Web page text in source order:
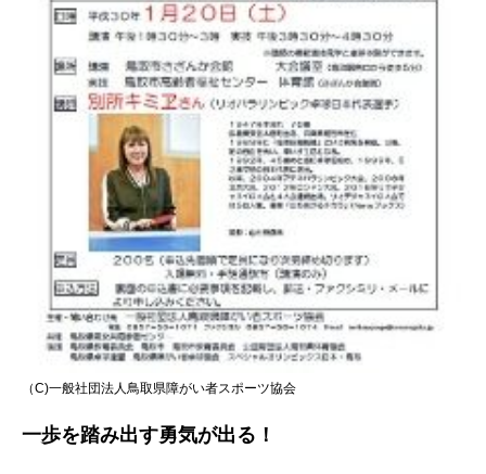
（C)一般社団法人鳥取県障がい者スポーツ協会
一歩を踏み出す勇気が出る！